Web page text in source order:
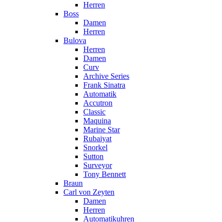
Herren
Boss
Damen
Herren
Bulova
Herren
Damen
Curv
Archive Series
Frank Sinatra
Automatik
Accutron
Classic
Maquina
Marine Star
Rubaiyat
Snorkel
Sutton
Surveyor
Tony Bennett
Braun
Carl von Zeyten
Damen
Herren
Automatikuhren